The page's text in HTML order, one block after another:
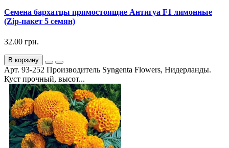
Семена бархатцы прямостоящие Антигуа F1 лимонные
(Zip-пакет 5 семян)
32.00 грн.
В корзину
Арт. 93-252 Производитель Syngenta Flowers, Нидерланды.
Куст прочный, высот...